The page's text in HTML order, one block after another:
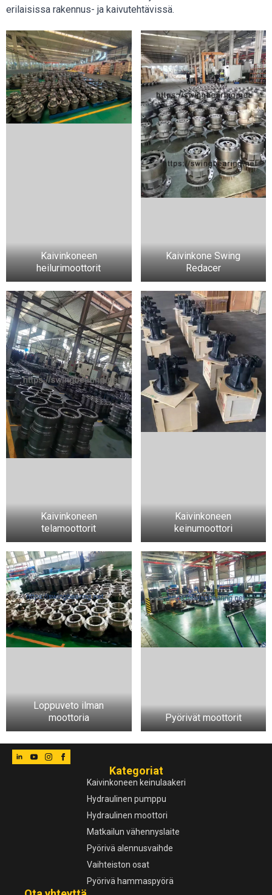
erilaisissa rakennus- ja kaivutehtävissä.
Kaivinkoneen
heilurimoottorit
Kaivinkone Swing
Redacer
Kaivinkoneen
telamoottorit
Kaivinkoneen
keinumoottori
Loppuveto ilman
moottoria
Pyörivät moottorit
Kategoriat
Kaivinkoneen keinulaakeri
Hydraulinen pumppu
Hydraulinen moottori
Matkailun vähennyslaite
Pyörivä alennusvaihde
Vaihteiston osat
Pyörivä hammaspyörä